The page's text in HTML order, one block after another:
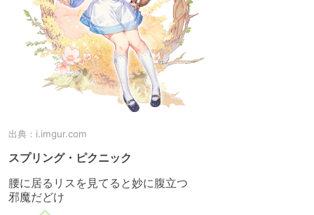
出典： i.imgur.com
スプリング・ピクニック
腰に居るリスを見てると妙に腹立つ
邪魔だどけ